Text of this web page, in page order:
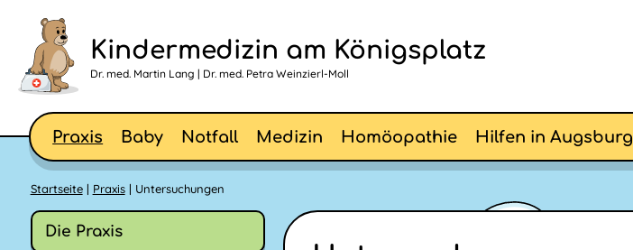
Kindermedizin am Königsplatz
Dr. med. Martin Lang | Dr. med. Petra Weinzierl-Moll
Praxis Baby Notfall Medizin Homöopathie Hilfen in Augsburg
Startseite| Praxis| Untersuchungen
Die Praxis